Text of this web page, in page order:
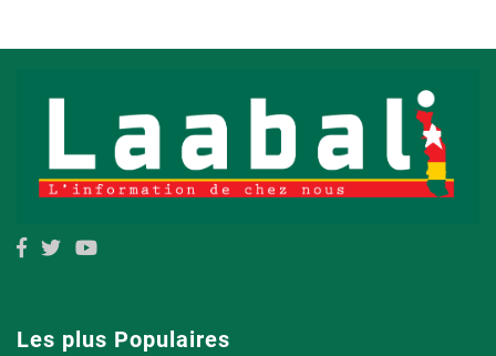
Les plus Populaires